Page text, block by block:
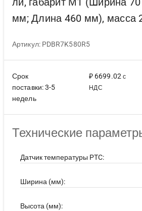
мм; Длина 460 мм), масса
Артикул: PDBR7K580R5
Срок
поставки: 3-5
недель
₽ 6699.02 с
НДС
Технические
Датчик температуры PTC:
Ширина (мм):
Высота (мм):